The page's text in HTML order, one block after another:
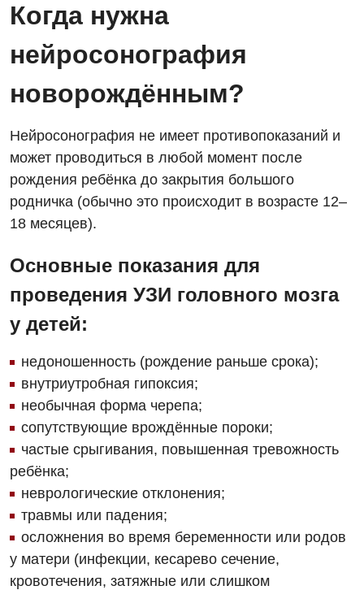
Эндоскопическое отделение
Для взрослых
Акушерство и гинекология
Бесплатные услуги
Вакцинация
Дневной стационар
Кардиология
Маммология
Неврология
Нейрохирургия
Офтальмологическое отделение
Педиатрическое отделение
Скорая медицинская помощь
Травматологическое отделение
Урологическое отделение
Хирургическое отделение
Украинский
Когда нужна
нейросонография
новорождённым?
Нейросонография не имеет противопоказаний и
может проводиться в любой момент после
рождения ребёнка до закрытия большого
родничка (обычно это происходит в возрасте 12–
18 месяцев).
Основные показания для
проведения УЗИ головного мозга
у детей:
недоношенность (рождение раньше срока);
внутриутробная гипоксия;
необычная форма черепа;
сопутствующие врождённые пороки;
частые срыгивания, повышенная тревожность
ребёнка;
неврологические отклонения;
травмы или падения;
осложнения во время беременности или родов
у матери (инфекции, кесарево сечение,
кровотечения, затяжные или слишком